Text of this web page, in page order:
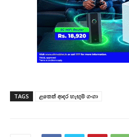
TAGS ළතෙත් ආදර හැඟුම් ගංගා